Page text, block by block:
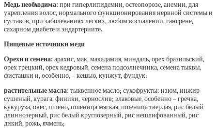
Медь необходима: при гиперлипидемии, остеопорозе, анемии, для
укрепления волос, нормального функционирования нервной системы и
суставов, при заболеваниях легких, любом воспалении, гангрене,
сахарном диабете и эндартериите.
Пищевые источники меди
Орехи и семена: арахис, мак, макадамия, миндаль, орех бразильский,
орех грецкий, орех кедровый, семена подсолнечника, семена тыквы,
фисташки и, особенно, – кешью, кунжут, фундук;
растительные масла: тыквенное масло; сухофрукты: изюм, инжир
сушеный, курага, финики, чернослив; злаковые, особенно – гречка,
кукуруза, овес, пшено, пшеница мягкая, пшеница твердая, рис белый
длиннозерный, рис белый круглозерный, рис нешлифованный, рис
дикий, рожь, ячмень;